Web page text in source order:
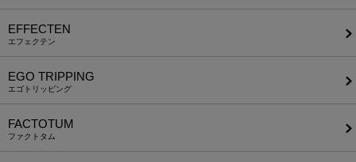
EFFECTEN
エフェクテン
EGO TRIPPING
エゴトリッピング
FACTOTUM
ファクトタム